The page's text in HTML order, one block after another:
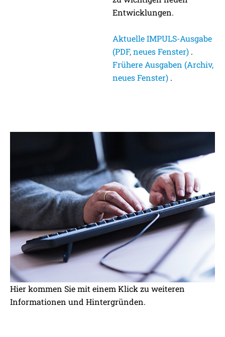
Entwicklungen.
Aktuelle IMPULS-Ausgabe
(PDF, neues Fenster) .
Frühere Ausgaben (Archiv,
neues Fenster) .
Hier kommen Sie mit einem Klick zu weiteren
Informationen und Hintergründen.